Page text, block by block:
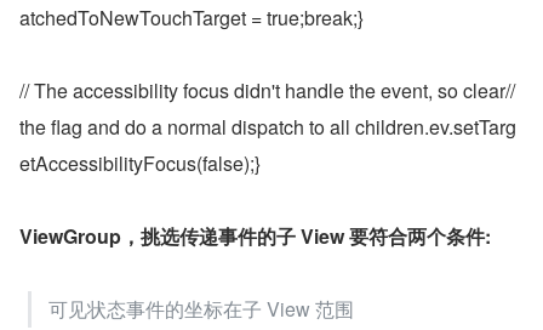
atchedToNewTouchTarget = true;break;}
// The accessibility focus didn't handle the event, so clear//
the flag and do a normal dispatch to all children.ev.setTarg
etAccessibilityFocus(false);}
ViewGroup，挑选传递事件的子 View 要符合两个条件:
可见状态事件的坐标在子 View 范围